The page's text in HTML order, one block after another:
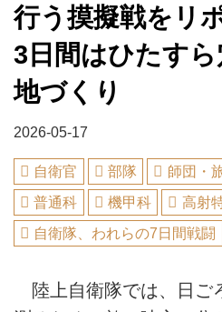
行う摸擬戦をリ
3日間はひたす
地づくり
2026-05-17
自衛官 部隊 師団・
普通科
機甲科
高射
自衛隊、われらの7日間戦闘
陸上自衛隊では、日ご